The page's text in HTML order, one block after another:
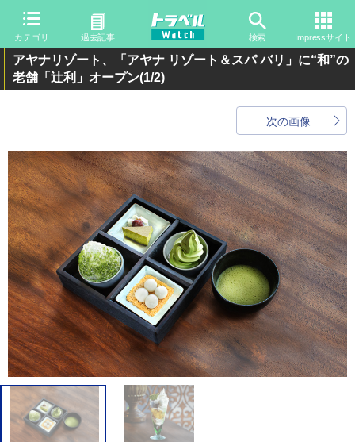
カテゴリ 過去記事 検索 Impressサイト
アヤナリゾート、「アヤナ リゾート＆スパ バリ」に“和”の
老舗「辻利」オープン(1/2)
次の画像